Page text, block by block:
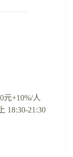
元+10%/人
18:30-21:30